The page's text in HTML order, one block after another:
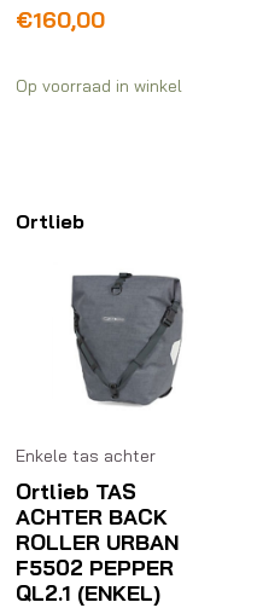
€160,00
Op voorraad in winkel
Ortlieb
Enkele tas achter
Ortlieb TAS
ACHTER BACK
ROLLER URBAN
F5502 PEPPER
QL2.1 (ENKEL)